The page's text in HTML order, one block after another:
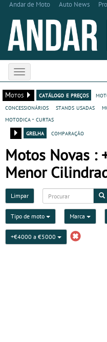
Andar de Moto Auto News
Toggle
navigation
Motos
catálogo e preços
concessionários
stands usadas
motodica - curtas
grelha
comparação
Motos Novas :
Menor
Limpar
Tipo de moto Marca
+€4000 a €5000